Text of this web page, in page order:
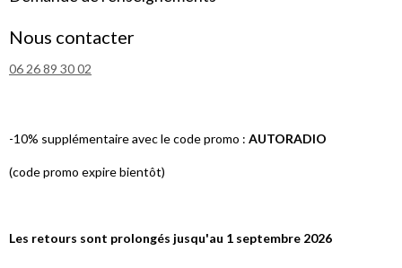
Nous contacter
06 26 89 30 02
-10% supplémentaire avec le code promo : AUTORADIO
(code promo expire bientôt)
Les retours sont prolongés jusqu'au 1 septembre 2026